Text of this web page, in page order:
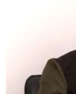
РАСПИСАНИЕ
ПОДПИШИТЕСЬ
СОЦИАЛЬНЫЕ СЕТИ